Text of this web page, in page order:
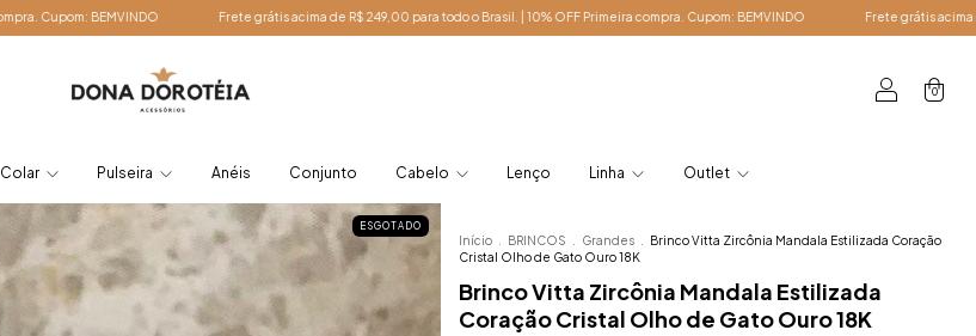
Frete grátis acima de R$ 249,00 para todo o Brasil. | 10% OFF Primeira compra. Cupom: BEMVINDO Frete grátis acima de R$ 249,00 para todo o
0
Colar Pulseira Anéis Conjunto Cabelo Lenço Linha Outlet
ESGOTADO
Início BRINCOS Grandes
Brinco Vitta Zircônia Mandala Estilizada Coração
Cristal Olho de Gato Ouro 18K
Brinco Vitta Zircônia Mandala Estilizada
Coração Cristal Olho de Gato Ouro 18K